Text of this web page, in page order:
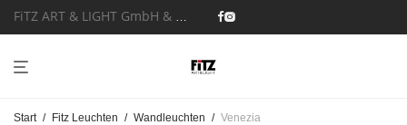
FiTZ ART & LIGHT GmbH & Co. KG
Start / Fitz Leuchten / Wandleuchten / Venezia